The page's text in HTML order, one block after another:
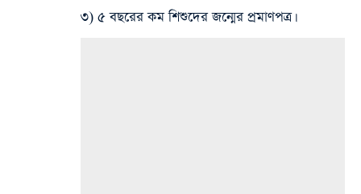
৩) ৫ বছরের কম শিশুদের জন্মের প্রমাণপত্র।